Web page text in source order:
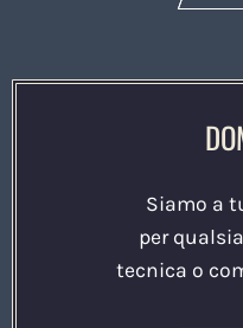
Siamo a
per
tecnica o